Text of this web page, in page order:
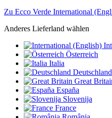
Zu Ecco Verde International
Anderes Lieferland wählen
Österreich
Italia
Deutschland
Great
España
Slovenija
France